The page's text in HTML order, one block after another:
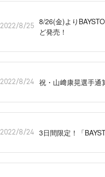
2022/8/25
8/26(金)より
ど発売！
2022/8/24 祝・山﨑康晃選手通
2022/8/24 3日間限定！「